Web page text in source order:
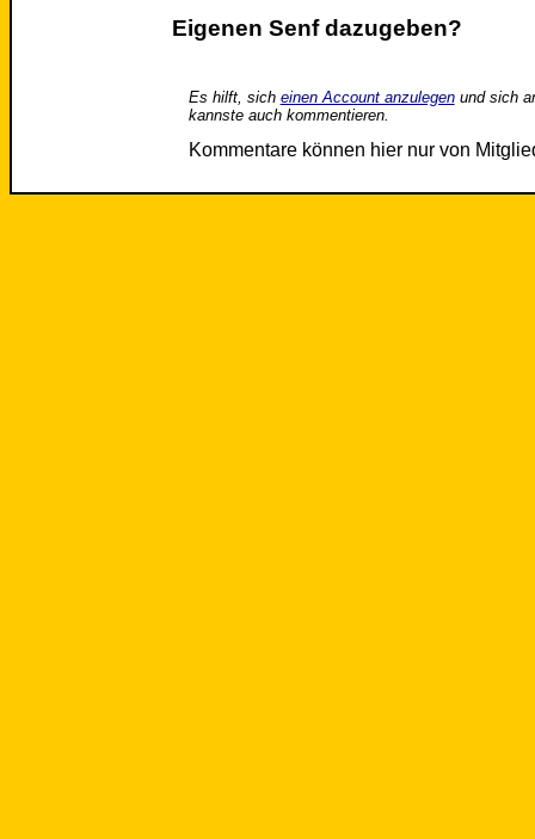
Eigenen Senf dazugeben?
Es hilft, sich einen Account anzulegenund sich
kannste auch kommentieren.
Kommentare können hier nur von